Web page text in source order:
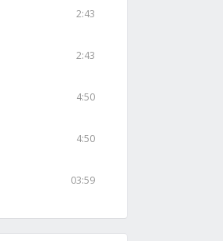
2:43
2:43
4:50
4:50
03:59